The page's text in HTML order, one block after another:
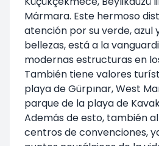
Mármara. Este hermoso
atención por su verde, azul
bellezas, está a la
modernas estructuras en
También tiene valores
playa de Gürpınar, West
parque de la playa de
Además de esto, también
centros de convenciones,